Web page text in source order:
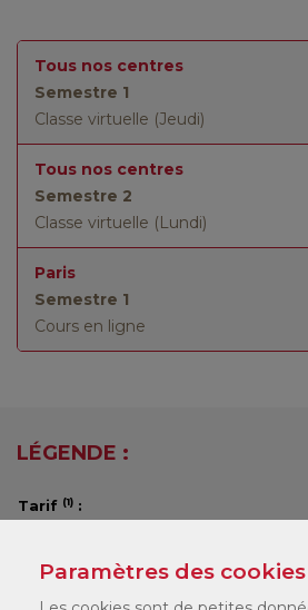
Tous nos centres
Semestre 1
Classe virtuelle (Jeudi)
Tous nos centres
Semestre 2
Classe virtuelle (Lundi)
Paris
Semestre 1
Cours en ligne
LÉGENDE :
Tarif (1) :
qui peuvent financer jusqu'à 100 % de
chargés de formation en centre vous
Paramètres des cookies